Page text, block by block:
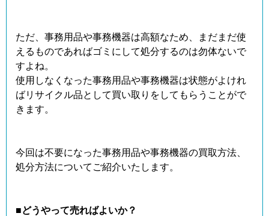
ただ、事務用品や事務機器は高額なため、まだまだ使
えるものであればゴミにして処分するのは勿体ないで
すよね。
使用しなくなった事務用品や事務機器は状態がよけれ
ばリサイクル品として買い取りをしてもらうことがで
きます。
今回は不要になった事務用品や事務機器の買取方法、
処分方法についてご紹介いたします。
■どうやって売ればよいか？